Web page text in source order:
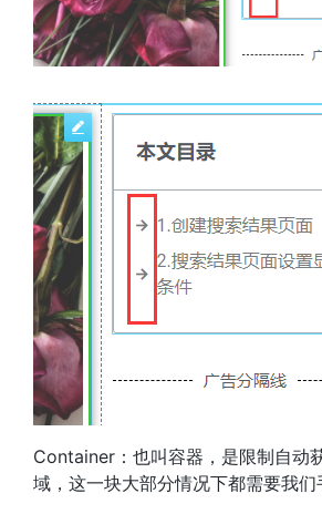
Container：也叫容器，是限制自动
域，这一块大部分情况下都需要我们